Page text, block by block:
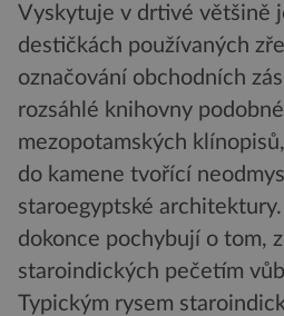
Vyskytuje v drtivé většině
destičkách používaných
označování obchodních
rozsáhlé knihovny
mezopotamských
do kamene tvořící
staroegyptské
dokonce pochybují o tom,
staroindických pečetím
Typickým rysem